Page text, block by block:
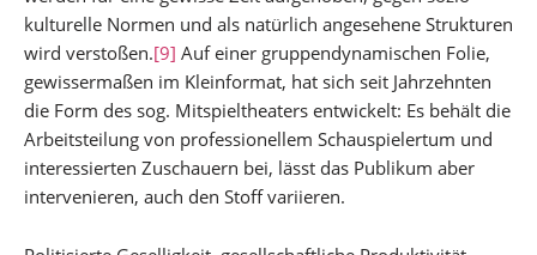
kulturelle Normen und als natürlich angesehene Strukturen
wird verstoßen.[9] Auf einer gruppendynamischen Folie,
gewissermaßen im Kleinformat, hat sich seit Jahrzehnten
die Form des sog. Mitspieltheaters entwickelt: Es behält die
Arbeitsteilung von professionellem Schauspielertum und
interessierten Zuschauern bei, lässt das Publikum aber
intervenieren, auch den Stoff variieren.